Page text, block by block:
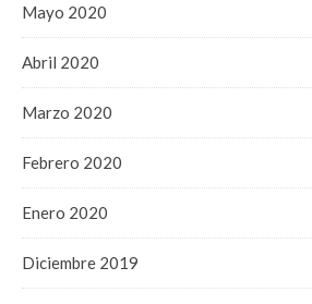
Mayo 2020
Abril 2020
Marzo 2020
Febrero 2020
Enero 2020
Diciembre 2019